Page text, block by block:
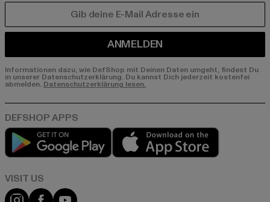
ANMELDEN
Informationen dazu, wie DefShop mit Deinen Daten umgeht, findest Du
in unserer Datenschutzerklärung. Du kannst Dich jederzeit kostenfei
abmelden. Datenschutzerklärung lesen.
Play market
Visit our Instagram page:
Visit our Facebook page:
Visit our YouTube channel: